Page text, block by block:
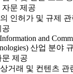
자문 제공
인허가 및 규제
공
and
산업 분야
문 제공
거래 및 컨텐츠 관